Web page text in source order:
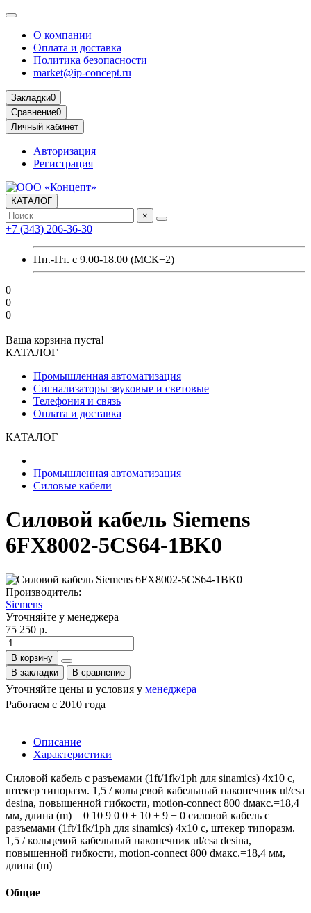
О компании
Оплата и доставка
Политика безопасности
market@ip-concept.ru
Закладки0
Сравнение0
Личный кабинет
Авторизация
Регистрация
КАТАЛОГ
×
+7 (343) 206-36-30
Пн.-Пт. с 9.00-18.00 (МСК+2)
0
0
0
Ваша корзина пуста!
КАТАЛОГ
Промышленная автоматизация
Сигнализаторы звуковые и световые
Телефония и связь
Оплата и доставка
КАТАЛОГ
Промышленная автоматизация
Силовые кабели
Силовой кабель Siemens
6FX8002-5CS64-1BK0
Производитель:
Siemens
Уточняйте у менеджера
75 250 р.
В корзину
В закладки
В сравнение
Уточняйте цены и условия у менеджера
Работаем с 2010 года
Описание
Характеристики
Силовой кабель с разъемами (1ft/1fk/1ph для sinamics) 4x10 c,
штекер типоразм. 1,5 / кольцевой кабельный наконечник ul/csa
desina, повышенной гибкости, motion-connect 800 dмакс.=18,4
мм, длина (m) = 0 10 9 0 0 + 10 + 9 + 0 силовой кабель с
разъемами (1ft/1fk/1ph для sinamics) 4x10 c, штекер типоразм.
1,5 / кольцевой кабельный наконечник ul/csa desina,
повышенной гибкости, motion-connect 800 dмакс.=18,4 мм,
длина (m) =
Общие